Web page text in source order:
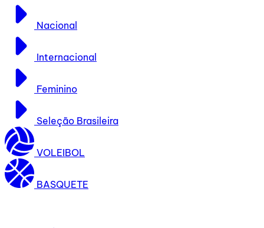
Nacional
Internacional
Feminino
Seleção Brasileira
VOLEIBOL
BASQUETE